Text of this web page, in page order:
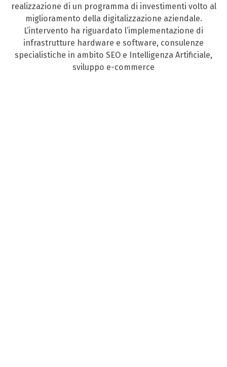
realizzazione di un programma di investimenti volto al
miglioramento della digitalizzazione aziendale.
L’intervento ha riguardato l’implementazione di
infrastrutture hardware e software, consulenze
specialistiche in ambito SEO e Intelligenza Artificiale,
sviluppo e-commerce